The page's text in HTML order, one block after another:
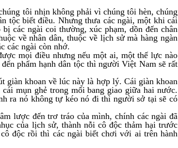
tôi nhịn không phải vì chúng tôi hèn, chúng
tộc biết điều. Nhưng thưa các ngài, một khi cái
các ngài coi thường, xúc phạm, dồn đến chân
về nhân dân, thuộc về lịch sử mà hàng ngàn
các ngài còn nhớ.
mọi điều nhưng nếu một ai, một thế lực nào
phẩm hạnh dân tộc thì người Việt Nam sẽ rất
giàn khoan về lúc này là hợp lý. Cái giàn khoan
mụn ghẻ trong mối bang giao giữa hai nước.
ra nó không tự kéo nó đi thì người sở tại sẽ có
lược đến trơ tráo của mình, chính các ngài đã
của lịch sử, thành nỗi cô độc thảm hại trước
độc rồi thì các ngài biết chơi với ai trên hành